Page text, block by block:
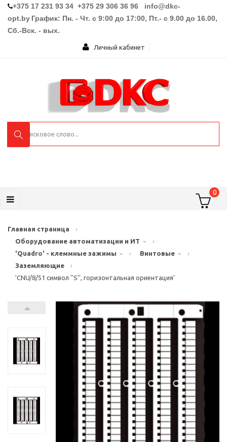
+375 17 231 93 34 +375 29 306 36 96 info@dkc-
opt.by График: Пн. - Чт. с 9:00 до 17:00, Пт.- с 9.00 до 16.00,
Сб.-Вск. - вых.
Личный кабинет
0
Главная страница
›
Оборудование автоматизации и ИТ
›
'Quadro' - клеммные зажимы
› Винтовые
›
Заземляющие
›
'CNU/8/51 символ ''S'', горизонтальная ориентация'